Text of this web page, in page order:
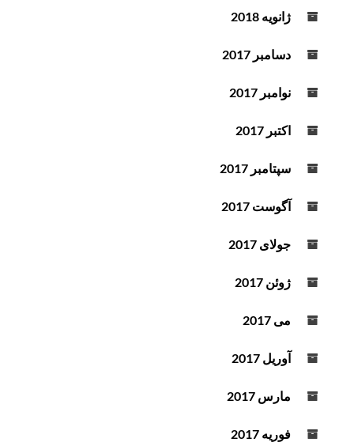
ژانویه 2018
دسامبر 2017
نوامبر 2017
اکتبر 2017
سپتامبر 2017
آگوست 2017
جولای 2017
ژوئن 2017
می 2017
آوریل 2017
مارس 2017
فوریه 2017